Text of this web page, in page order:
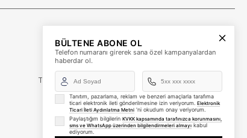
+90 (850) 473 08 08
Tevfik Bey Mah. Dr. Ali Demir Cd. No:51 Kat:2 Kobi İş
Merkezi
Küçükçekmece / İstanbul
BÜLTENE ABONE OL
Telefon numaranı girerek sana özel kampanyalardan
haberdar ol.
Tanıtım, pazarlama, reklam ve benzeri amaçlarla tarafıma
ticari elektronik ileti gönderilmesine izin veriyorum. Elektronik
Ticari İleti Aydınlatma Metni 'ni okudum onay veriyorum.
Paylaştığım bilgilerin KVKK kapsamında tarafınızca korunmasını,
sms ve WhatsApp üzerinden bilgilendirmeleri almayı kabul
ediyorum.